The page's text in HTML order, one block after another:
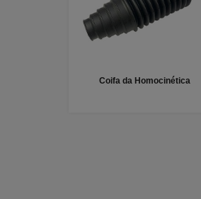
Coifa da Homocinética